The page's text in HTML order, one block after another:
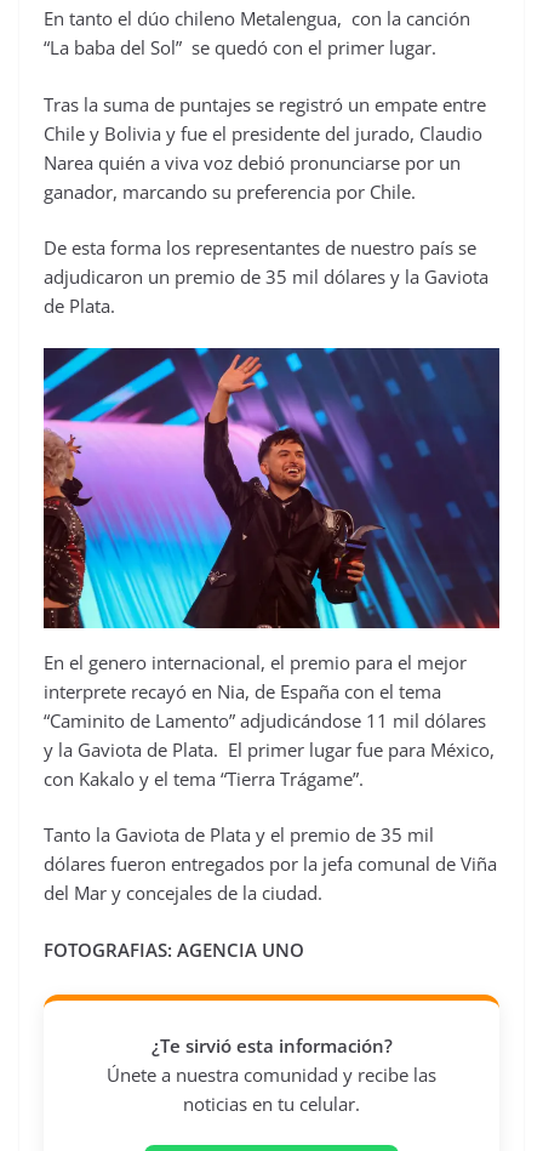
En tanto el dúo chileno Metalengua, con la canción
“La baba del Sol” se quedó con el primer lugar.
Tras la suma de puntajes se registró un empate entre
Chile y Bolivia y fue el presidente del jurado, Claudio
Narea quién a viva voz debió pronunciarse por un
ganador, marcando su preferencia por Chile.
De esta forma los representantes de nuestro país se
adjudicaron un premio de 35 mil dólares y la Gaviota
de Plata.
En el genero internacional, el premio para el mejor
interprete recayó en Nia, de España con el tema
“Caminito de Lamento” adjudicándose 11 mil dólares
y la Gaviota de Plata. El primer lugar fue para México,
con Kakalo y el tema “Tierra Trágame”.
Tanto la Gaviota de Plata y el premio de 35 mil
dólares fueron entregados por la jefa comunal de Viña
del Mar y concejales de la ciudad.
FOTOGRAFIAS: AGENCIA UNO
¿Te sirvió esta información?
Únete a nuestra comunidad y recibe las
noticias en tu celular.